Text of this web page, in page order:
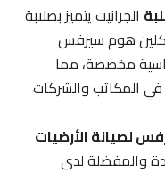
الجرانيت يتميز بصلابة
هوم سيرفس
مخصصة، مما
المكاتب والشركات
الأرضيات
والمفضلة لدى